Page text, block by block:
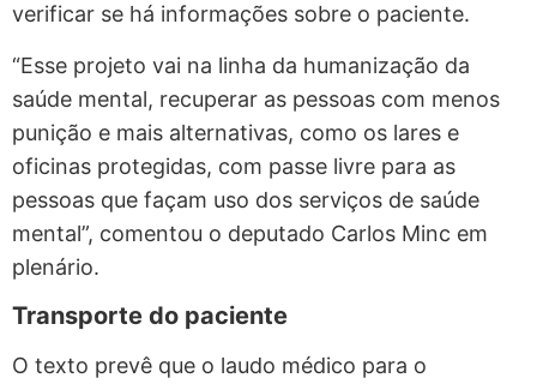
verificar se há informações sobre o paciente.
“Esse projeto vai na linha da humanização da
saúde mental, recuperar as pessoas com menos
punição e mais alternativas, como os lares e
oficinas protegidas, com passe livre para as
pessoas que façam uso dos serviços de saúde
mental”, comentou o deputado Carlos Minc em
plenário.
Transporte do paciente
O texto prevê que o laudo médico para o